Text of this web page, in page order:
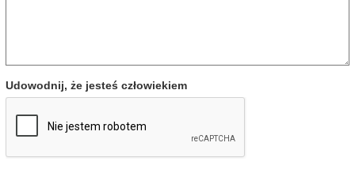
Udowodnij, że jesteś człowiekiem